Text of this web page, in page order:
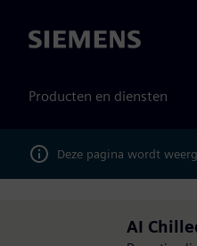
Siemens
Producten en diensten
Deze pagina wordt
AI